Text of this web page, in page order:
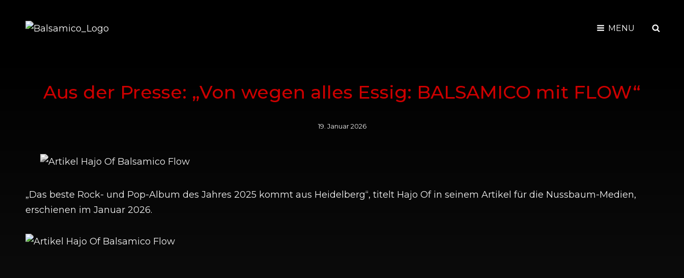
MENU
Aus der Presse: „Von wegen alles Essig: BALSAMICO mit FLOW“
19. Januar 2026
„Das beste Rock- und Pop-Album des Jahres 2025 kommt aus Heidelberg“, titelt Hajo Of in seinem Artikel für die Nussbaum-Medien,
erschienen im Januar 2026.